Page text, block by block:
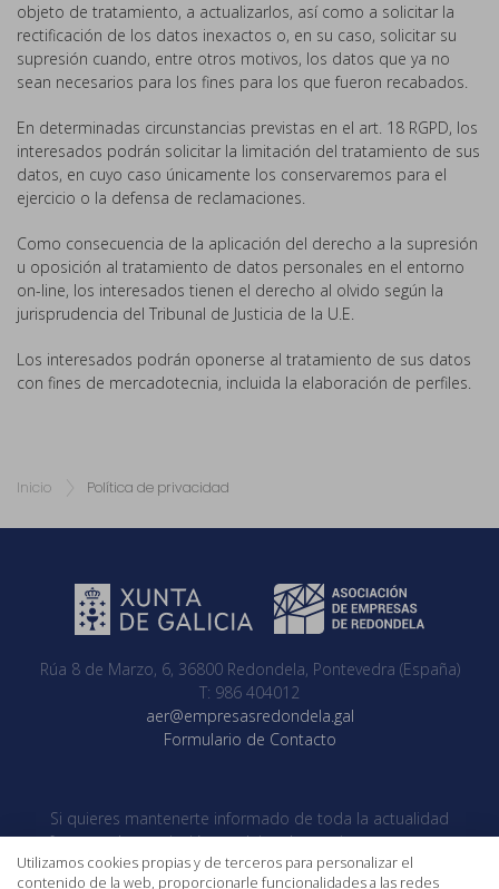
objeto de tratamiento, a actualizarlos, así como a solicitar la
rectificación de los datos inexactos o, en su caso, solicitar su
supresión cuando, entre otros motivos, los datos que ya no
sean necesarios para los fines para los que fueron recabados.
En determinadas circunstancias previstas en el art. 18 RGPD, los
interesados podrán solicitar la limitación del tratamiento de sus
datos, en cuyo caso únicamente los conservaremos para el
ejercicio o la defensa de reclamaciones.
Como consecuencia de la aplicación del derecho a la supresión
u oposición al tratamiento de datos personales en el entorno
on-line, los interesados tienen el derecho al olvido según la
jurisprudencia del Tribunal de Justicia de la U.E.
Los interesados podrán oponerse al tratamiento de sus datos
con fines de mercadotecnia, incluida la elaboración de perfiles.
Inicio Política de privacidad
Rúa 8 de Marzo, 6, 36800 Redondela, Pontevedra (España)
T: 986 404012
aer@empresasredondela.gal
Formulario de Contacto
Si quieres mantenerte informado de toda la actualidad
referente a la asociación no dejes de seguirnos en nuestras
redes sociales
Utilizamos cookies propias y de terceros para personalizar el
contenido de la web, proporcionarle funcionalidades a las redes